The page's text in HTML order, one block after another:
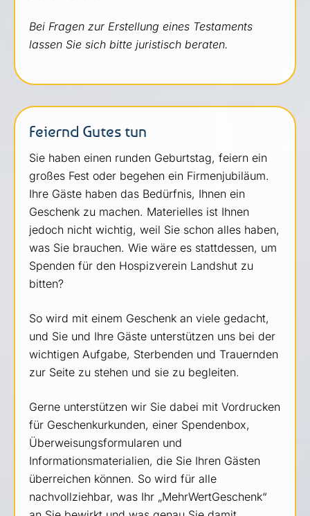
Bei Fragen zur Erstellung eines Testaments
lassen Sie sich bitte juristisch beraten.
Feiernd Gutes tun
Sie haben einen runden Geburtstag, feiern ein
großes Fest oder begehen ein Firmenjubiläum.
Ihre Gäste haben das Bedürfnis, Ihnen ein
Geschenk zu machen. Materielles ist Ihnen
jedoch nicht wichtig, weil Sie schon alles haben,
was Sie brauchen. Wie wäre es stattdessen, um
Spenden für den Hospizverein Landshut zu
bitten?
So wird mit einem Geschenk an viele gedacht,
und Sie und Ihre Gäste unterstützen uns bei der
wichtigen Aufgabe, Sterbenden und Trauernden
zur Seite zu stehen und sie zu begleiten.
Gerne unterstützen wir Sie dabei mit Vordrucken
für Geschenkurkunden, einer Spendenbox,
Überweisungsformularen und
Informationsmaterialien, die Sie Ihren Gästen
überreichen können. So wird für alle
nachvollziehbar, was Ihr „MehrWertGeschenk“